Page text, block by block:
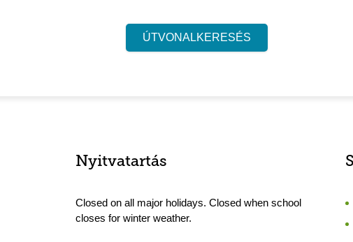
ÚTVONALKERESÉS
Nyitvatartás
Closed on all major holidays. Closed when school
closes for winter weather.